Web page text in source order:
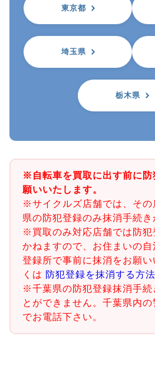
東京都
埼玉県
栃木県
※自転車を買取に出す前に防
願いいたします。
※サイクルズ店舗では、その
県の防犯登録のみ抹消手続き
※買取のみ対応店舗では防犯
かねますので、お住まいの
登録所で事前に抹消をお願い
くは 防犯登録を抹消する方法
※千葉県の防犯登録抹消手続
とができません。千葉県内の
でお電話下さい。